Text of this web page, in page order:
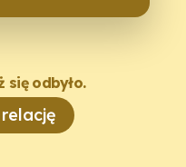
się odbyło.